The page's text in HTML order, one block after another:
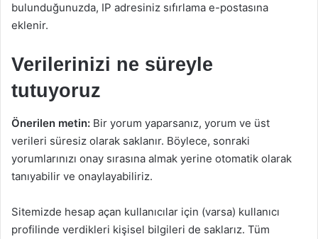
bulunduğunuzda, IP adresiniz sıfırlama e-postasına
eklenir.
Verilerinizi ne süreyle
tutuyoruz
Önerilen metin: Bir yorum yaparsanız, yorum ve üst
verileri süresiz olarak saklanır. Böylece, sonraki
yorumlarınızı onay sırasına almak yerine otomatik olarak
tanıyabilir ve onaylayabiliriz.
Sitemizde hesap açan kullanıcılar için (varsa) kullanıcı
profilinde verdikleri kişisel bilgileri de saklarız. Tüm